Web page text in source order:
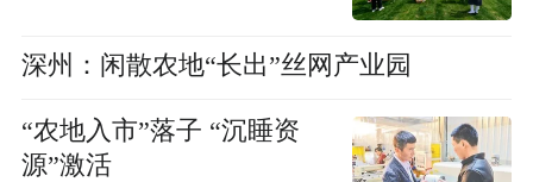
深州：闲散农地“长出”丝网产业园
“农地入市”落子 “沉睡资
源”激活